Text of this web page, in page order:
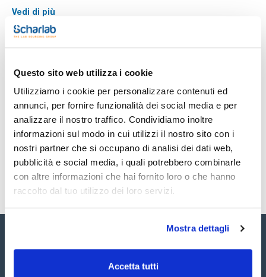
Questo sito web utilizza i cookie
Utilizziamo i cookie per personalizzare contenuti ed
annunci, per fornire funzionalità dei social media e per
analizzare il nostro traffico. Condividiamo inoltre
informazioni sul modo in cui utilizzi il nostro sito con i
nostri partner che si occupano di analisi dei dati web,
pubblicità e social media, i quali potrebbero combinarle
con altre informazioni che hai fornito loro o che hanno
raccolto dal tuo utilizzo dei loro servizi.
Mostra dettagli
Accetta tutti
Vedi di più
Documentazione tecnica
TDS / Scheda tecnica
Registrati per i download
COA
Registrati per i download
SDS / Scheda di
Sicurezza
Registrati per i download